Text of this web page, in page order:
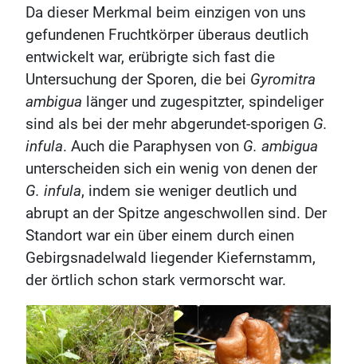
Da dieser Merkmal beim einzigen von uns
gefundenen Fruchtkörper überaus deutlich
entwickelt war, erübrigte sich fast die
Untersuchung der Sporen, die bei Gyromitra
ambigua länger und zugespitzter, spindeliger
sind als bei der mehr abgerundet-sporigen G.
infula. Auch die Paraphysen von G. ambigua
unterscheiden sich ein wenig von denen der
G. infula, indem sie weniger deutlich und
abrupt an der Spitze angeschwollen sind. Der
Standort war ein über einem durch einen
Gebirgsnadelwald liegender Kiefernstamm,
der örtlich schon stark vermorscht war.